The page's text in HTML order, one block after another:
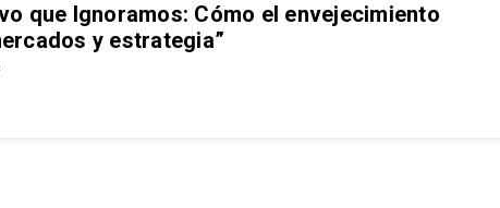
que Ignoramos: Cómo el envejecimiento
y estrategia”